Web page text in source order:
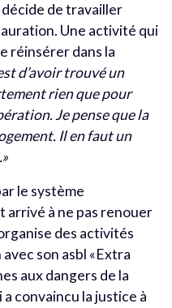
décide de travailler
Une activité qui
réinsérer dans la
d’avoir trouvé un
rien que pour
Je pense que la
Il en faut un
le système
arrivé à ne pas renouer
des activités
son asbl «Extra
aux dangers de la
convaincu la justice à